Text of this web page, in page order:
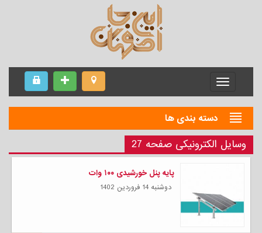
Menu
دسته بندی ها
وسایل الکترونیکی صفحه 27
پایه پنل خورشیدی ۱۰۰ وات
دوشنبه 14 فروردين 1402